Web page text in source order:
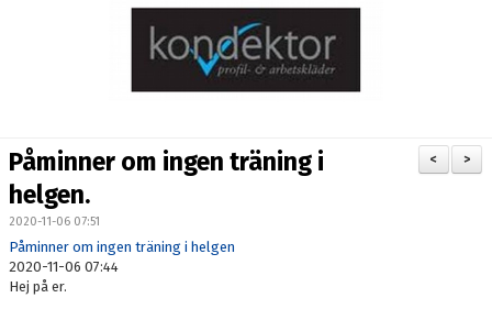
DOKUMENT
BOKNING AV PLATS
KONTAKT
>
<
Påminner om ingen träning i
helgen.
2020-11-06 07:51
Påminner om ingen träning i helgen
2020-11-06 07:44
Hej på er.